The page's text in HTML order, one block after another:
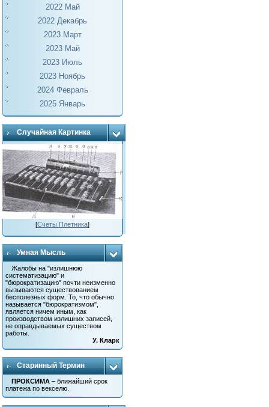
2022 Май
2022 Декабрь
2023 Март
2023 Май
2023 Июль
2023 Ноябрь
2024 Февраль
2025 Январь
Случайная Картинка
[Счеты Плетника]
Умная Мысль
Жалобы на "излишнюю
систематизацию" и
"бюрократизацию" почти неизменно
вызываются существованием
бесполезных форм. То, что обычно
называется "бюрократизмом",
является ничем иным, как
производством излишних записей,
не оправдываемых существом
работы.
У. Кларк
Старинный Термин
ПРОКСИМА – ближайший срок
платежа по векселю.